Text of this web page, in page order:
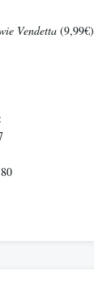
Vendetta (9,99€)